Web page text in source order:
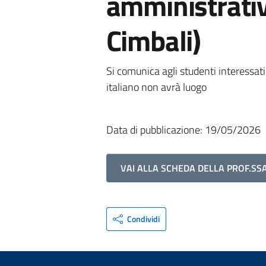
Cimbali)
Si comunica agli studenti
italiano non avrà luogo
Data di pubblicazione: 19/05/2026
VAI ALLA SCHEDA DELLA
Condividi